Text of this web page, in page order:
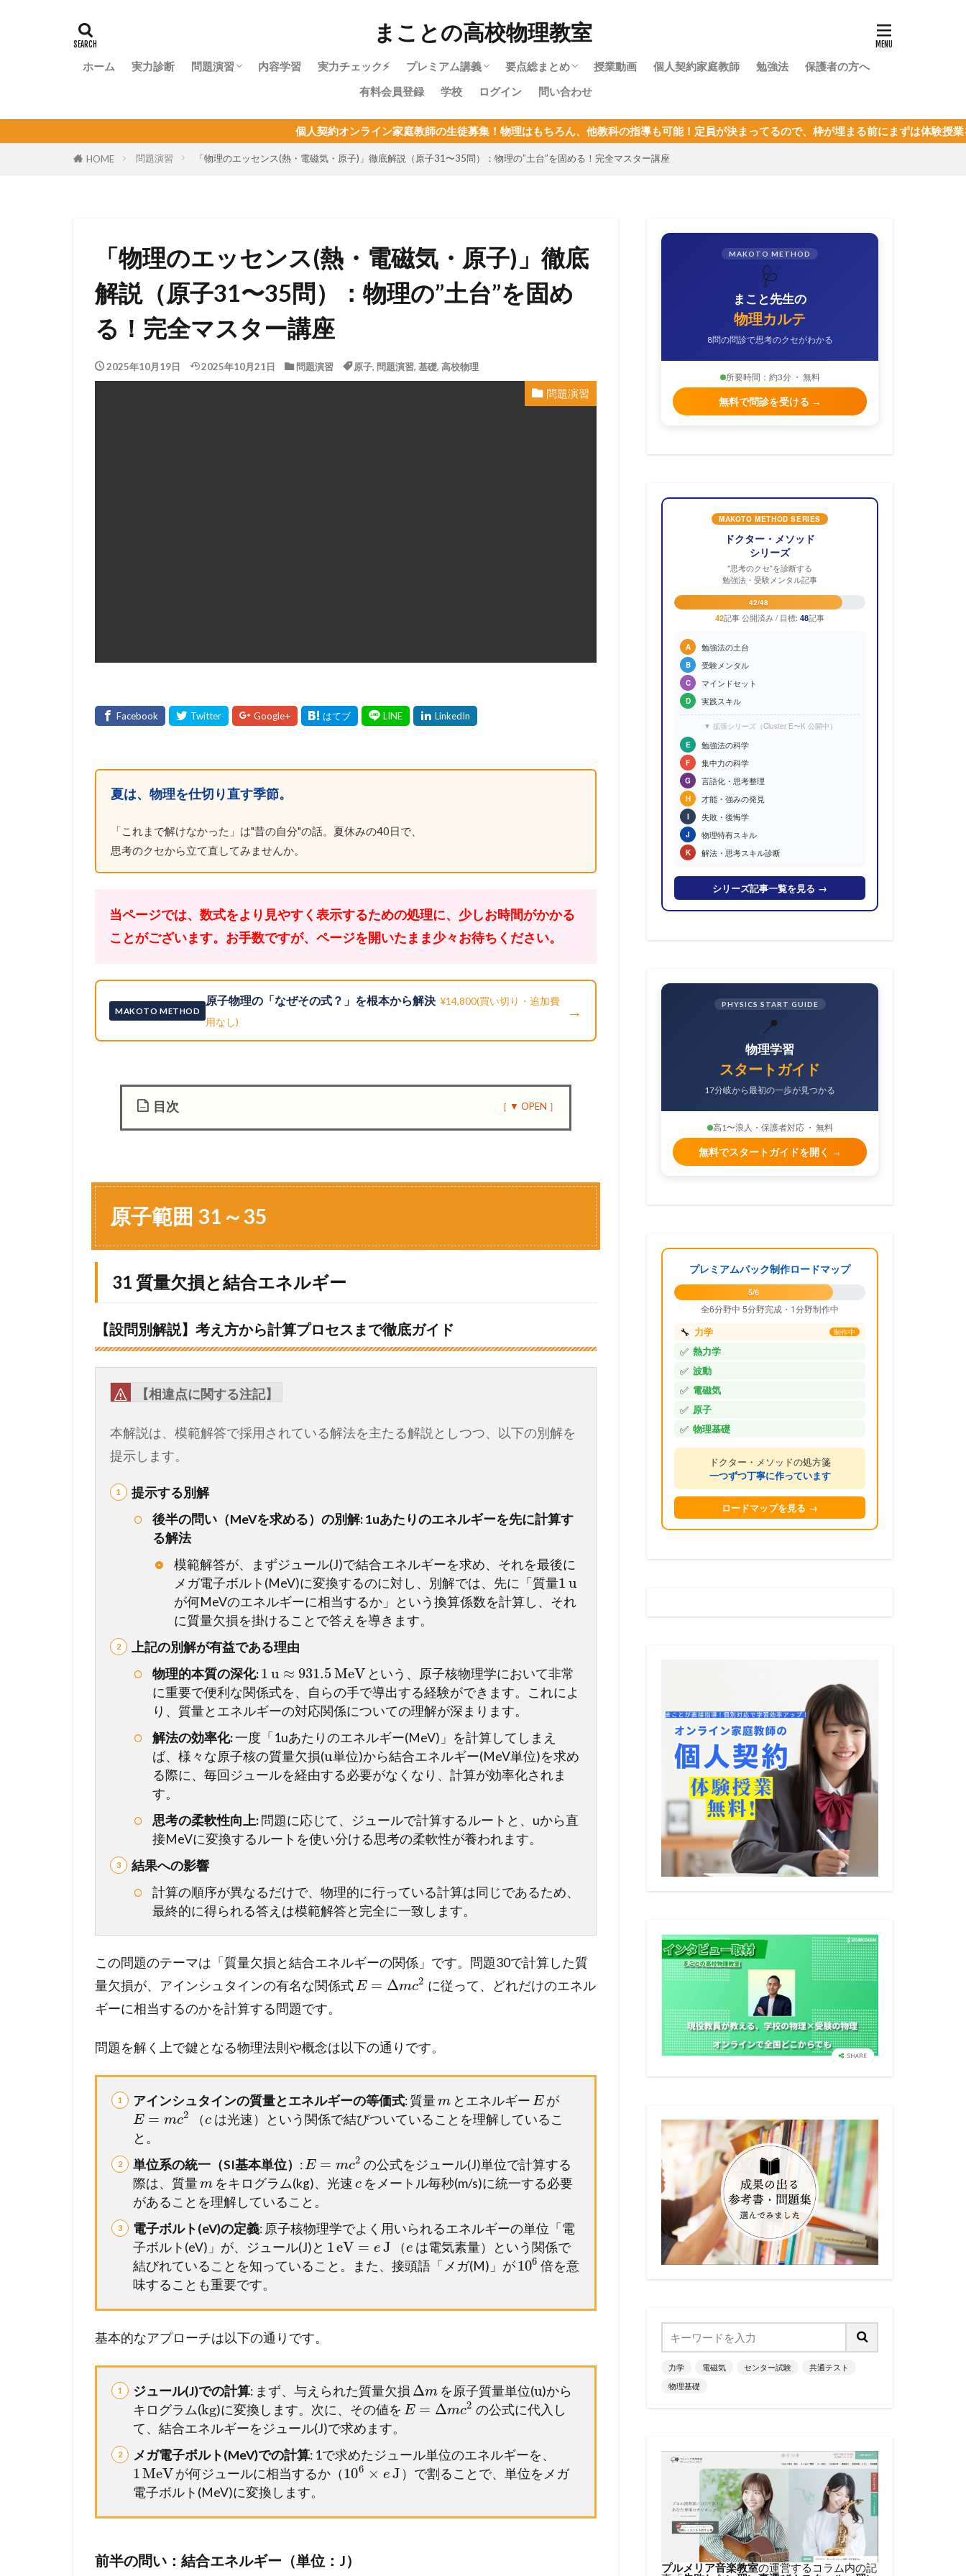
まことの高校物理教室
ホーム 実力診断 問題演習 内容学習 実力チェック⚡ プレミアム講義
物理やり直しガイド｜高校物理を受験に
使うあなたへ
物理基礎・最短攻略パック紹介
目次：物理基礎
力学・最短攻略パック紹介
目次：力学
熱力学・最短攻略パック紹介
目次：熱力学
波動・最短攻略パック紹介
目次：波動
電磁気・最短攻略パック紹介
目次：電磁気
原子・最短攻略パック紹介
目次：原子
要点総まとめ
物理基礎まとめ
授業動画 個人契約家庭教師 勉強法
保護者の方へ
有料会員登録
学校 ログイン 問い合わせ
個人契約オンライン家庭教師の生徒募集！物理はもちろん、他教科の指導も可能！定員が決まってるので、枠が埋まる前にまずは体験授業を！
HOME 問題演習 「物理のエッセンス(熱・電磁気・原子)」徹底解説（原子31〜35問）：物理の”土台”を固める！完全マスター講座
「物理のエッセンス(熱・電磁気・原子)」徹底
解説（原子31〜35問）：物理の”土台”を固め
る！完全マスター講座
2025年10月19日 2025年10月21日 問題演習 原子, 問題演習, 基礎, 高校物理
問題演習
夏は、物理を仕切り直す季節。
「これまで解けなかった」は"昔の自分"の話。夏休みの40日で、
思考のクセから立て直してみませんか。
当ページでは、数式をより見やすく表示するための処理に、少しお時間がかかる
ことがございます。お手数ですが、ページを開いたまま少々お待ちください。
MAKOTO METHOD
原子物理の「なぜその式？」を根本から解決 ¥14,800(買い切り・追加費
用なし)
→
目次
囲
3
1
3
5
3
1
質
量
欠
と
ネ
ル
ギ
3
質
量
損
と
結
エ
ネ
ル
1.3
3
原
子
核
反
2
ン
ー
ッ
プ
で
す
原子範囲 31～35
31 質量欠損と結合エネルギー
【設問別解説】考え方から計算プロセスまで徹底ガイド
【相違点に関する注記】
本解説は、模範解答で採用されている解法を主たる解説としつつ、以下の別解を
提示します。
提示する別解
後半の問い（MeVを求める）の別解: 1uあたりのエネルギーを先に計算す
る解法
模範解答が、まずジュール(J)で結合エネルギーを求め、それを最後に
メガ電子ボルト(MeV)に変換するのに対し、別解では、先に「質量1 u
が何MeVのエネルギーに相当するか」という換算係数を計算し、それ
に質量欠損を掛けることで答えを導きます。
上記の別解が有益である理由
物理的本質の深化:1 u ≈ 931.5MeVという、原子核物理学において非常
に重要で便利な関係式を、自らの手で導出する経験ができます。これによ
り、質量とエネルギーの対応関係についての理解が深まります。
解法の効率化:一度「1uあたりのエネルギー(MeV)」を計算してしまえ
ば、様々な原子核の質量欠損(u単位)から結合エネルギー(MeV単位)を求め
る際に、毎回ジュールを経由する必要がなくなり、計算が効率化されま
す。
思考の柔軟性向上:問題に応じて、ジュールで計算するルートと、uから直
接MeVに変換するルートを使い分ける思考の柔軟性が養われます。
結果への影響
計算の順序が異なるだけで、物理的に行っている計算は同じであるため、
最終的に得られる答えは模範解答と完全に一致します。
この問題のテーマは「質量欠損と結合エネルギーの関係」です。問題30で計算した質
量欠損が、アインシュタインの有名な関係式 E = Δmc2 に従って、どれだけのエネル
ギーに相当するのかを計算する問題です。
問題を解く上で鍵となる物理法則や概念は以下の通りです。
アインシュタインの質量とエネルギーの等価式: 質量mとエネルギー Eが
E = mc2 （c は光速）という関係で結びついていることを理解しているこ
と。
単位系の統一（SI基本単位） : E = mc2 の公式をジュール(J)単位で計算する
際は、質量mをキログラム(kg)、光速 c をメートル毎秒(m/s)に統一する必要
があることを理解していること。
電子ボルト(eV)の定義: 原子核物理学でよく用いられるエネルギーの単位「電
子ボルト(eV)」が、ジュール(J)と 1eV = e J （e は電気素量）という関係で
結びれていることを知っていること。また、接頭語「メガ(M)」が106 倍を意
味することも重要です。
基本的なアプローチは以下の通りです。
ジュール(J)での計算: まず、与えられた質量欠損 Δmを原子質量単位(u)から
キログラム(kg)に変換します。次に、その値を E = Δmc2 の公式に代入し
て、結合エネルギーをジュール(J)で求めます。
メガ電子ボルト(MeV)での計算: 1で求めたジュール単位のエネルギーを、
1MeVが何ジュールに相当するか（106 × e J ）で割ることで、単位をメガ
電子ボルト(MeV)に変換します。
前半の問い：結合エネルギー（単位：J）
MAKOTO METHOD
🩺
まこと先生の
物理カルテ
8問の問診で思考のクセがわかる
所要時間：約3分 ・ 無料
無料で問診を受ける →
MAKOTO METHOD SERIES
ドクター・メソッド
シリーズ
"思考のクセ"を診断する
勉強法・受験メンタル記事
42/48
42記事 公開済み / 目標: 48記事
A 勉強法の土台
B 受験メンタル
C マインドセット
D 実践スキル
▼ 拡張シリーズ（Cluster E〜K 公開中）
E
勉強法の科学
F 集中力の科学
G 言語化・思考整理
H 才能・強みの発見
I 失敗・後悔学
J 物理特有スキル
K 解法・思考スキル診断
シリーズ記事一覧を見る →
PHYSICS START GUIDE
📍
物理学習
スタートガイド
17分岐から最初の一歩が見つかる
高1〜浪人・保護者対応 ・ 無料
無料でスタートガイドを開く →
プレミアムパック制作ロードマップ
5/6
全6分野中 5分野完成・1分野制作中
🔧 力学 制作中
✅ 熱力学
✅ 波動
✅ 電磁気
✅ 原子
✅ 物理基礎
ドクター・メソッドの処方箋
一つずつ丁寧に作っています
ロードマップを見る →
力学 電磁気 センター試験
共通テスト
物理基礎
プルメリア音楽教室の運営するコラム内の記